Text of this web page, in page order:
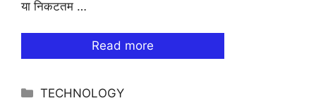
या निकटतम …
Read more
Categories
TECHNOLOGY